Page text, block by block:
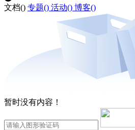
文档() 专题() 活动() 博客()
暂时没有内容！